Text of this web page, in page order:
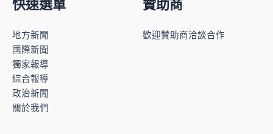
快速選單
地方新聞
國際新聞
獨家報導
綜合報導
政治新聞
關於我們
贊助商
歡迎贊助商洽談合作